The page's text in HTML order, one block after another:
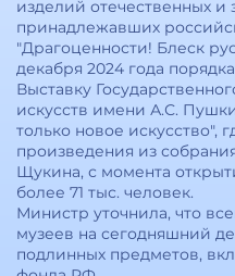
изделий отечественных и
принадлежавших
"Драгоценности! Блеск
декабря 2024 года
Выставку
искусств имени А.С.
только новое искусство",
произведения из
Щукина, с момента
более 71 тыс. человек.
Министр уточнила, что
музеев на сегодняшний
подлинных предметов,